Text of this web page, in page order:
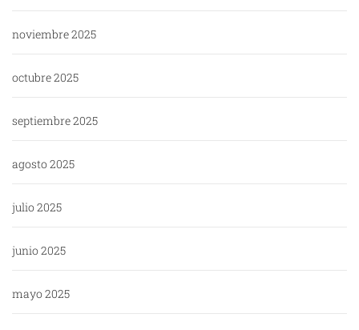
noviembre 2025
octubre 2025
septiembre 2025
agosto 2025
julio 2025
junio 2025
mayo 2025